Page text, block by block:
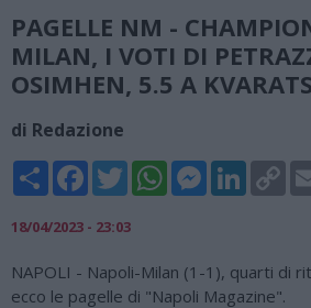
PAGELLE NM -
MILAN, I VOTI DI
OSIMHEN, 5.5 A
di Redazione
Share FacebookTwitterWhatsAppMessengerLinkedIn
18/04/2023 - 23:03
NAPOLI - Napoli-Milan (1-1), quarti di
ecco le pagelle di "Napoli Magazine".